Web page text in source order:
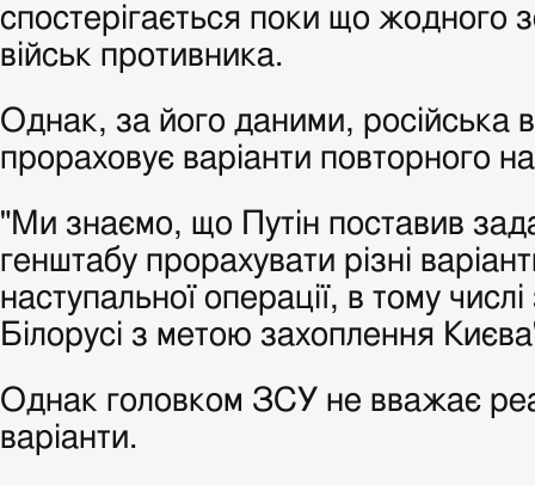
спостерігається поки що жодного
військ противника.
Однак, за його даними, російська
прораховує варіанти повторного
"Ми знаємо, що Путін поставив
генштабу прорахувати різні
наступальної операції, в тому числі
Білорусі з метою захоплення
Однак головком ЗСУ не вважає
варіанти.